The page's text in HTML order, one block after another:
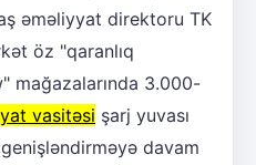
əməliyyat direktoru TK
öz "qaranlıq
mağazalarında 3.000-
vasitəsi şarj yuvası
davam